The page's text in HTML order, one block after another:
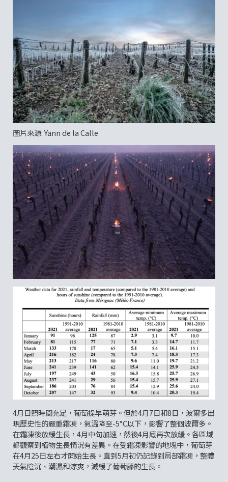
圖片來源: Yann de la Calle
4月日照時間充足，葡萄提早萌芽。但於4月7日和8日，波爾多出
現歷史性的嚴重霜凍，氣溫降至-5°C以下，影響了整個波爾多。
在霜凍後放緩生長，4月中旬加速，然後4月底再次放緩。各區域
都觀察到植物生長情況有差異。在受霜凍影響的地塊中，葡萄芽
在4月25日左右才開始生長。直到5月初仍記錄到局部霜凍，整體
天氣陰沉、潮濕和涼爽，減緩了葡萄藤的生長。